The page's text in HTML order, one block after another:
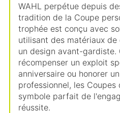
WAHL perpétue depuis
tradition de la Coupe
trophée est conçu avec
utilisant des matériaux
un design avant-gardiste.
récompenser un exploit
anniversaire ou honorer
professionnel, les Coupes
symbole parfait de
réussite.